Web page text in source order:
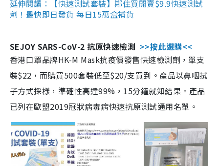
延伸閱讀：【快速測試套裝】鄰住買開賣$9.9快速測試
劑！最快即日發貨 每日15萬盒補貨
SEJOY SARS-CoV-2 抗原快速檢測 >>按此選購<<
香港口罩品牌HK-M Mask抗疫價發售快速檢測劑，單支
裝$22，而購買500套裝低至$20/支買到。產品以鼻咽拭
子方式採樣，準確性高達99%，15分鐘就知結果。產品
已列在歐盟2019冠狀病毒病快速抗原測試通用名單。